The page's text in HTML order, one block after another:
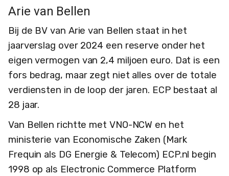
Arie van Bellen
Bij de BV van Arie van Bellen staat in het
jaarverslag over 2024 een reserve onder het
eigen vermogen van 2,4 miljoen euro. Dat is een
fors bedrag, maar zegt niet alles over de totale
verdiensten in de loop der jaren. ECP bestaat al
28 jaar.
Van Bellen richtte met VNO-NCW en het
ministerie van Economische Zaken (Mark
Frequin als DG Energie & Telecom) ECP.nl begin
1998 op als Electronic Commerce Platform